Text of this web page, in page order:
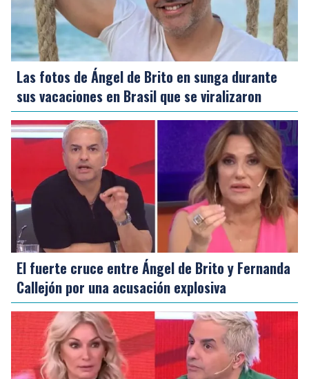
Las fotos de Ángel de Brito en sunga durante
sus vacaciones en Brasil que se viralizaron
El fuerte cruce entre Ángel de Brito y Fernanda
Callejón por una acusación explosiva